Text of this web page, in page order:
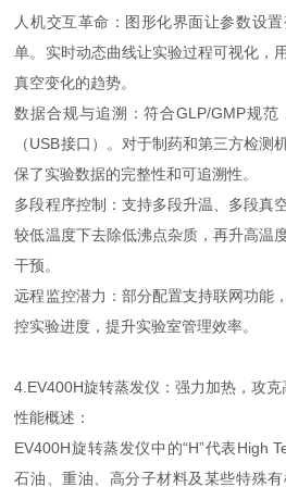
人机交互革命：图形化界面让参数设
单。实时动态曲线让实验过程可视化，
真空变化的趋势。
数据合规与追溯：符合GLP/GMP规
（USB接口）。对于制药和第三方检测
保了实验数据的完整性和可追溯性。
多段程序控制：支持多段升温、多段真
较低温度下去除低沸点杂质，再升高温
干预。
远程监控潜力：部分配置支持联网功能
控实验进度，提升实验室管理效率。
4.EV400H旋转蒸发仪：强力加热，攻克
性能概述：
EV400H旋转蒸发仪中的“H”代表High
石油、重油、高分子材料及某些特殊